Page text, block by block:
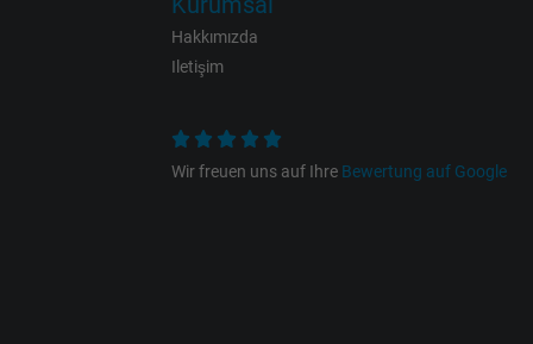
Hakkımızda
Iletişim
Wir freuen uns auf Ihre Bewertung auf Google